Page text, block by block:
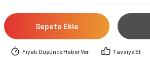
Sepete Ekle
Fiyatı Düşünce Haber Ver Tavsiye Et